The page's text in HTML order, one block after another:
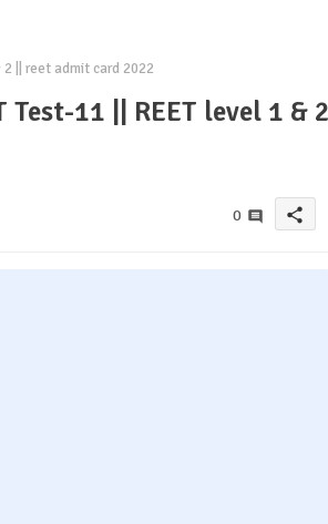
2 || reet admit card 2022
11 || REET level 1 &
0 share